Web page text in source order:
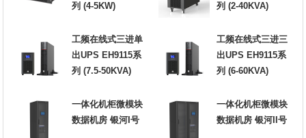
列 (4-5KW)
列 (2-40KVA)
工频在线式三进单
出UPS EH9115系
列 (7.5-50KVA)
工频在线式三进三
出UPS EH9115系
列 (6-60KVA)
一体化机柜微模块
数据机房 银河I号
一体化机柜微模块
数据机房 银河II号